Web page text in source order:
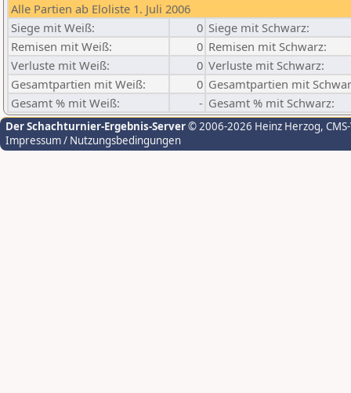
Alle Partien ab Eloliste 1. Juli 2006
Siege mit Weiß:
0 Siege mit Schwarz:
Remisen mit Weiß:
0 Remisen mit Schwarz:
Verluste mit Weiß:
0 Verluste mit Schwarz:
Gesamtpartien mit Weiß:
0 Gesamtpartien mit
Gesamt % mit Weiß:
- Gesamt % mit Schwarz:
Der Schachturnier-Ergebnis-Server© 2006-2026 Heinz Herzog,
Impressum / Nutzungsbedingungen